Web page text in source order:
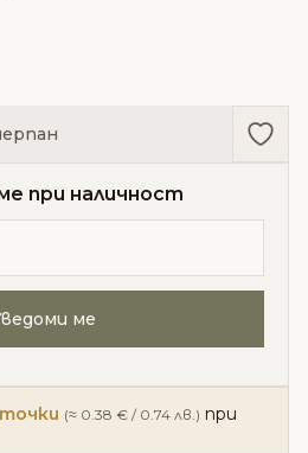
при наличност
ме
точки (≈ 0.38 € / 0.74 лв.) при